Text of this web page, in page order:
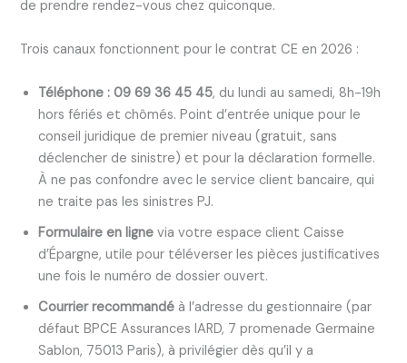
de prendre rendez-vous chez quiconque.
Trois canaux fonctionnent pour le contrat CE en 2026 :
Téléphone : 09 69 36 45 45, du lundi au samedi, 8h-19h
hors fériés et chômés. Point d’entrée unique pour le
conseil juridique de premier niveau (gratuit, sans
déclencher de sinistre) et pour la déclaration formelle.
À ne pas confondre avec le service client bancaire, qui
ne traite pas les sinistres PJ.
Formulaire en ligne via votre espace client Caisse
d’Épargne, utile pour téléverser les pièces justificatives
une fois le numéro de dossier ouvert.
Courrier recommandé à l’adresse du gestionnaire (par
défaut BPCE Assurances IARD, 7 promenade Germaine
Sablon, 75013 Paris), à privilégier dès qu’il y a